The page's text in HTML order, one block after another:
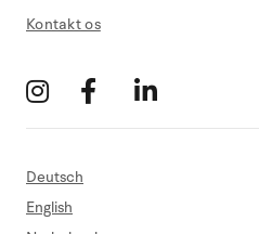
Kontakt os
Deutsch
English